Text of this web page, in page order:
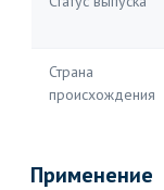
Страна
происхождения
Применение